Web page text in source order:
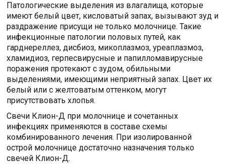
Патологические выделения из влагалища, которые
имеют белый цвет, кисловатый запах, вызывают зуд и
раздражение присущи не только молочнице. Такие
инфекционные патологии половых путей, как
гарднереллез, дисбиоз, микоплазмоз, уреаплазмоз,
хламидиоз, герпесвирусные и папилломавирусные
поражения протекают с зудом, обильными
выделениями, имеющими неприятный запах. Цвет их
белый или с желтоватым оттенком, могут
присутствовать хлопья.
Свечи Клион-Д при молочнице и сочетанных
инфекциях применяются в составе схемы
комбинированного лечения. При изолированной
острой молочнице достаточно назначения только
свечей Клион-Д.